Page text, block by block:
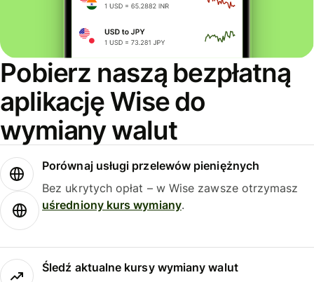
Pobierz naszą bezpłatną
aplikację Wise do
wymiany walut
Porównaj usługi przelewów pieniężnych
Bez ukrytych opłat – w Wise zawsze otrzymasz
uśredniony kurs wymiany.
Śledź aktualne kursy wymiany walut